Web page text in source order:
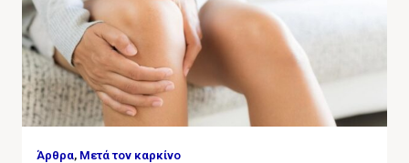
Άρθρα, Μετά τον καρκίνο